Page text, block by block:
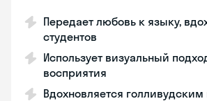
Передает любовь к языку,
студентов
Использует визуальный
восприятия
Вдохновляется голливудским